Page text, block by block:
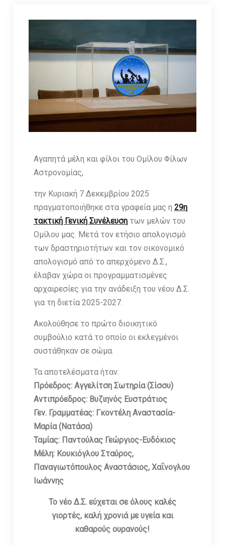
Αγαπητά μέλη και φίλοι του Ομίλου Φίλων
Αστρονομίας,
την Κυριακή 7 Δεκεμβρίου 2025
πραγματοποιήθηκε στα γραφεία μας η 29η
τακτική Γενική Συνέλευσητων μελών του
Ομίλου μας. Μετά τον ετήσιο απολογισμό
των δραστηριοτήτων και τον οικονομικό
απολογισμό από το απερχόμενο Δ.Σ.,
έλαβαν χώρα οι προγραμματισμένες
αρχαιρεσίες για την ανάδειξη του νέου Δ.Σ.
για τη διετία 2025-2027.
Ακολούθησε το πρώτο διοικητικό
συμβούλιο κατά το οποίο οι εκλεγμένοι
συστάθηκαν σε σώμα.
Τα αποτελέσματα ήταν:
Πρόεδρος: Αγγελίτση Σωτηρία (Σίσσυ)
Αντιπρόεδρος: Βυζιηνός Ευστράτιος
Γεν. Γραμματέας: Γκοντέλη Αναστασία-
Μαρία (Νατάσα)
Ταμίας: Παντούλας Γεώργιος-Ευδόκιος
Μέλη: Κουκιόγλου Σταύρος,
Παναγιωτόπουλος Αναστάσιος, Χαΐνογλου
Ιωάννης
Το νέο Δ.Σ. εύχεται σε όλους καλές
γιορτές, καλή χρονιά με υγεία και
καθαρούς ουρανούς!